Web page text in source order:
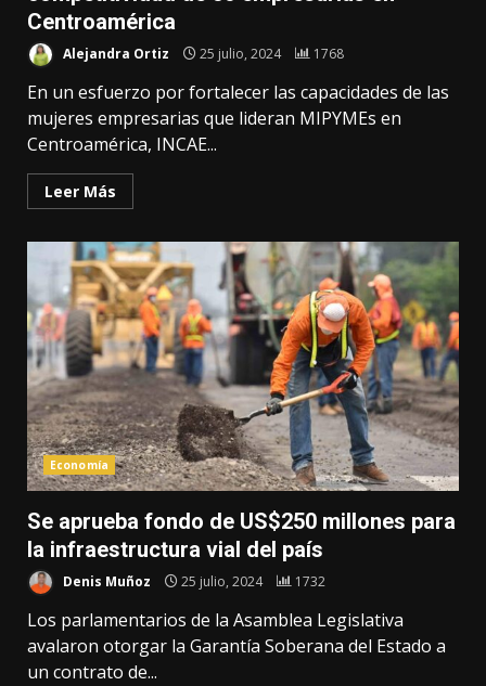
Centroamérica
Alejandra Ortiz 25 julio, 2024 1768
En un esfuerzo por fortalecer las capacidades de las
mujeres empresarias que lideran MIPYMEs en
Centroamérica, INCAE...
Leer Más
Economía
Se aprueba fondo de US$250 millones para
la infraestructura vial del país
Denis Muñoz 25 julio, 2024 1732
Los parlamentarios de la Asamblea Legislativa
avalaron otorgar la Garantía Soberana del Estado a
un contrato de...